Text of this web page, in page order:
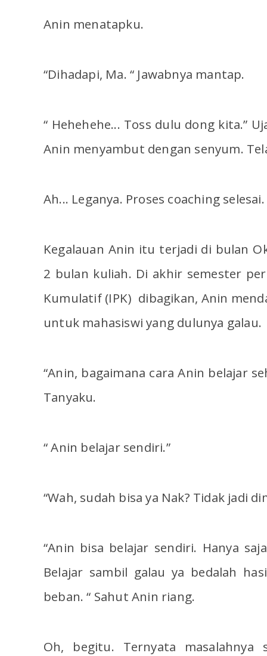
Anin menatapku.
“Dihadapi, Ma. “ Jawabnya mantap.
“ Hehehehe... Toss dulu dong kita.”
Anin menyambut dengan senyum.
Ah... Leganya. Proses coaching selesai.
Kegalauan Anin itu terjadi di bulan
2 bulan kuliah. Di akhir semester
Kumulatif (IPK) dibagikan, Anin
untuk mahasiswi yang dulunya galau.
“Anin, bagaimana cara Anin belajar
Tanyaku.
“ Anin belajar sendiri.”
“Wah, sudah bisa ya Nak? Tidak jadi
“Anin bisa belajar sendiri. Hanya
Belajar sambil galau ya bedalah
beban. “ Sahut Anin riang.
Oh, begitu. Ternyata masalahnya